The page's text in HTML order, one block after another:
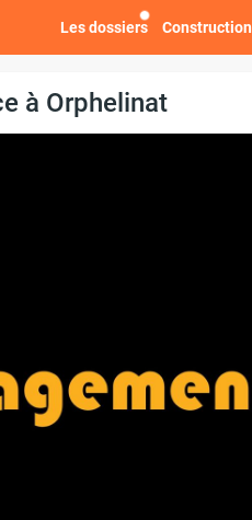
Les dossiers Construction
à Orphelinat